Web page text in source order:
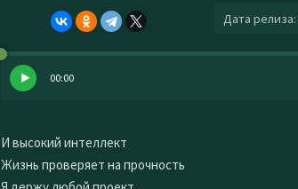
Дата релиза:
00:00
И высокий интеллект
Жизнь проверяет на прочность